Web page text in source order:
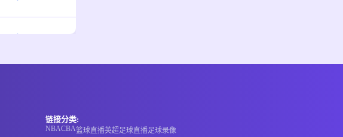
链接分类:
NBACBA篮球直播英超足球直播足球录像